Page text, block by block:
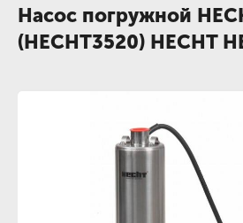
Насос погружной
(HECHT3520) HECHT